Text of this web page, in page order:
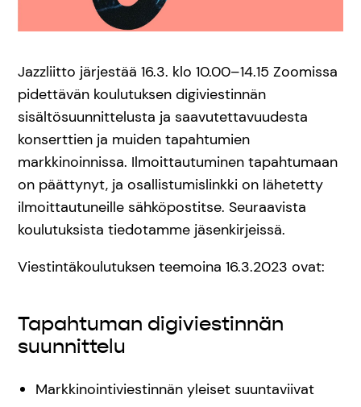
Jazzliitto järjestää 16.3. klo 10.00–14.15 Zoomissa
pidettävän koulutuksen digiviestinnän
sisältösuunnittelusta ja saavutettavuudesta
konserttien ja muiden tapahtumien
markkinoinnissa. Ilmoittautuminen tapahtumaan
on päättynyt, ja osallistumislinkki on lähetetty
ilmoittautuneille sähköpostitse. Seuraavista
koulutuksista tiedotamme jäsenkirjeissä.
Viestintäkoulutuksen teemoina 16.3.2023 ovat:
Tapahtuman digiviestinnän
suunnittelu
Markkinointiviestinnän yleiset suuntaviivat